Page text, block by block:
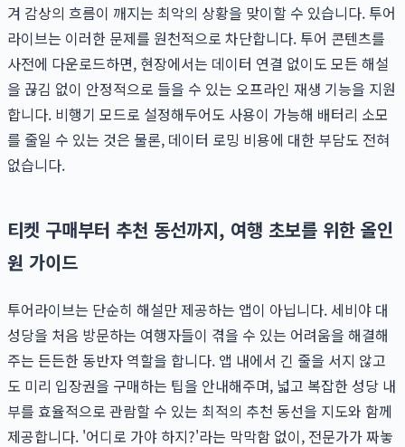
겨 감상의 흐름이 깨지는 최악의 상황을 맞이할 수 있습니다. 투어
라이브는 이러한 문제를 원천적으로 차단합니다. 투어 콘텐츠를
사전에 다운로드하면, 현장에서는 데이터 연결 없이도 모든 해설
을 끊김 없이 안정적으로 들을 수 있는 오프라인 재생 기능을 지원
합니다. 비행기 모드로 설정해두어도 사용이 가능해 배터리 소모
를 줄일 수 있는 것은 물론, 데이터 로밍 비용에 대한 부담도 전혀
없습니다.
티켓 구매부터 추천 동선까지, 여행 초보를 위한 올인
원 가이드
투어라이브는 단순히 해설만 제공하는 앱이 아닙니다. 세비야 대
성당을 처음 방문하는 여행자들이 겪을 수 있는 어려움을 해결해
주는 든든한 동반자 역할을 합니다. 앱 내에서 긴 줄을 서지 않고
도 미리 입장권을 구매하는 팁을 안내해주며, 넓고 복잡한 성당 내
부를 효율적으로 관람할 수 있는 최적의 추천 동선을 지도와 함께
제공합니다. '어디로 가야 하지?'라는 막막함 없이, 전문가가 짜놓